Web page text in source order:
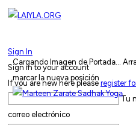
Sign In
Sign in to your account
If you are new here please register
Tu
correo electrónico
Cargando Imagen de Portada...
marcar la nueva posición